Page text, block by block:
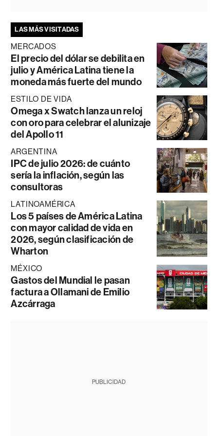
LAS MÁS VISITADAS
MERCADOS
El precio del dólar se debilita en
julio y América Latina tiene la
moneda más fuerte del mundo
ESTILO DE VIDA
Omega x Swatch lanza un reloj
con oro para celebrar el alunizaje
del Apollo 11
ARGENTINA
IPC de julio 2026: de cuánto
sería la inflación, según las
consultoras
LATINOAMÉRICA
Los 5 países de América Latina
con mayor calidad de vida en
2026, según clasificación de
Wharton
MÉXICO
Gastos del Mundial le pasan
factura a Ollamani de Emilio
Azcárraga
PUBLICIDAD